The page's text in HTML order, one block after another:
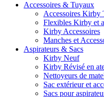
Accessoires & Tuyaux
Accessoires Kirby
Flexibles Kirby et
Kirby Accessoires
Manches et
Aspirateurs & Sacs
Kirby Neuf
Kirby Révisé en
Nettoyeurs de
Sac extérieur et
Sacs pour